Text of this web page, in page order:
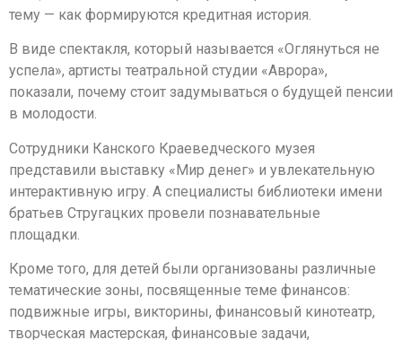
тему — как формируются кредитная история.
В виде спектакля, который называется «Оглянуться не
успела», артисты театральной студии «Аврора»,
показали, почему стоит задумываться о будущей пенсии
в молодости.
Сотрудники Канского Краеведческого музея
представили выставку «Мир денег» и увлекательную
интерактивную игру. А специалисты библиотеки имени
братьев Стругацких провели познавательные
площадки.
Кроме того, для детей были организованы различные
тематические зоны, посвященные теме финансов:
подвижные игры, викторины, финансовый кинотеатр,
творческая мастерская, финансовые задачи,